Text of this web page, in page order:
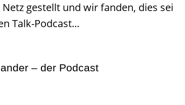
gestellt und wir fanden, dies sei
Talk-Podcast...
– der Podcast